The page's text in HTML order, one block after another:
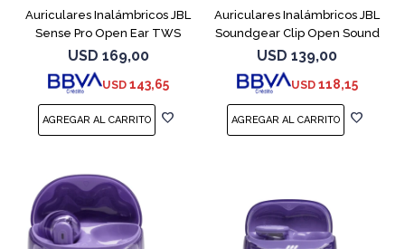
Auriculares Inalámbricos JBL
Sense Pro Open Ear TWS
Azul
USD 169,00
USD 143,65
Auriculares Inalámbricos JBL
Soundgear Clip Open Sound
Negro
USD 139,00
USD 118,15